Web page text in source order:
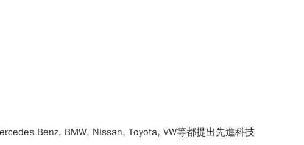
Benz, BMW, Nissan, Toyota, VW等都提出先進科技